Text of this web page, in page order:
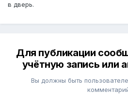
в дверь.
Для публикации
учётную запись или
Вы должны быть